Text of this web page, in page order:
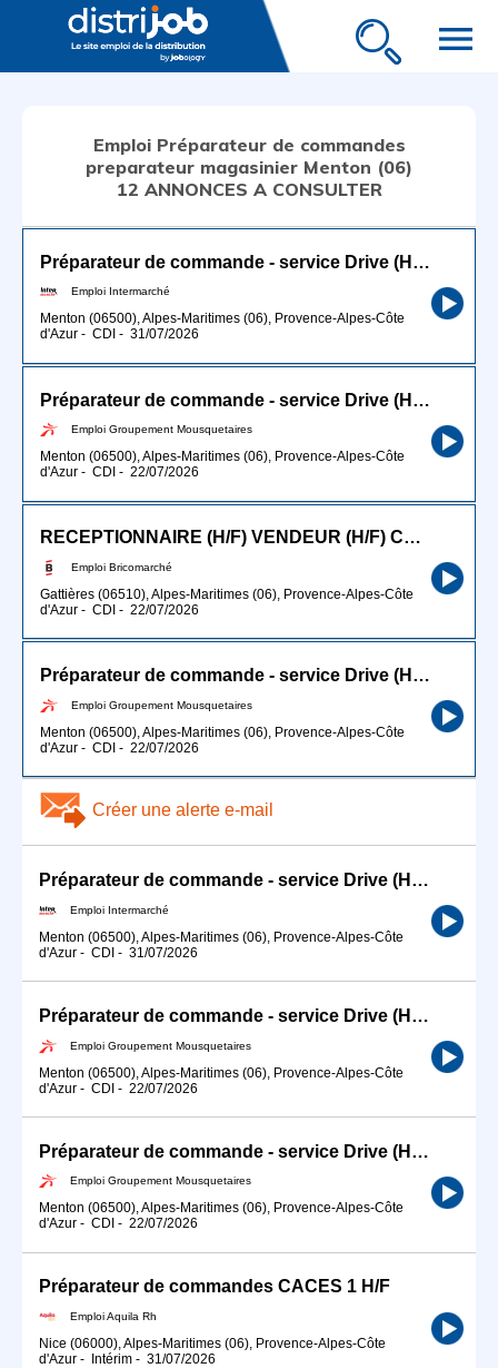
menu
Emploi Préparateur de commandes
preparateur magasinier Menton (06)
12 ANNONCES A CONSULTER
Préparateur de commande - service Drive (H/F)
Emploi Intermarché
Menton (06500), Alpes-Maritimes (06), Provence-Alpes-Côte
d'Azur - CDI - 31/07/2026
Préparateur de commande - service Drive (H/F)
Emploi Groupement Mousquetaires
Menton (06500), Alpes-Maritimes (06), Provence-Alpes-Côte
d'Azur - CDI - 22/07/2026
RECEPTIONNAIRE (H/F) VENDEUR (H/F) CARISTE
Emploi Bricomarché
Gattières (06510), Alpes-Maritimes (06), Provence-Alpes-Côte
d'Azur - CDI - 22/07/2026
Préparateur de commande - service Drive (H/F)
Emploi Groupement Mousquetaires
Menton (06500), Alpes-Maritimes (06), Provence-Alpes-Côte
d'Azur - CDI - 22/07/2026
Créer une alerte e-mail
Préparateur de commande - service Drive (H/F)
Emploi Intermarché
Menton (06500), Alpes-Maritimes (06), Provence-Alpes-Côte
d'Azur - CDI - 31/07/2026
Préparateur de commande - service Drive (H/F)
Emploi Groupement Mousquetaires
Menton (06500), Alpes-Maritimes (06), Provence-Alpes-Côte
d'Azur - CDI - 22/07/2026
Préparateur de commande - service Drive (H/F)
Emploi Groupement Mousquetaires
Menton (06500), Alpes-Maritimes (06), Provence-Alpes-Côte
d'Azur - CDI - 22/07/2026
Préparateur de commandes CACES 1 H/F
Emploi Aquila Rh
Nice (06000), Alpes-Maritimes (06), Provence-Alpes-Côte
d'Azur - Intérim - 31/07/2026